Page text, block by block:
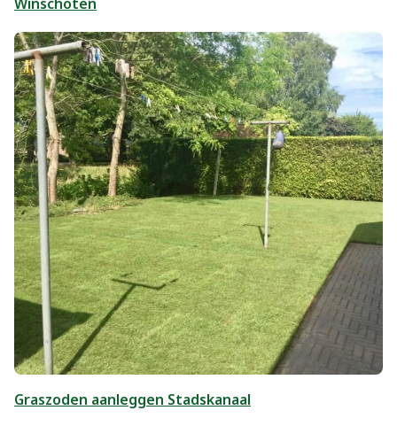
Winschoten
Graszoden aanleggen Stadskanaal